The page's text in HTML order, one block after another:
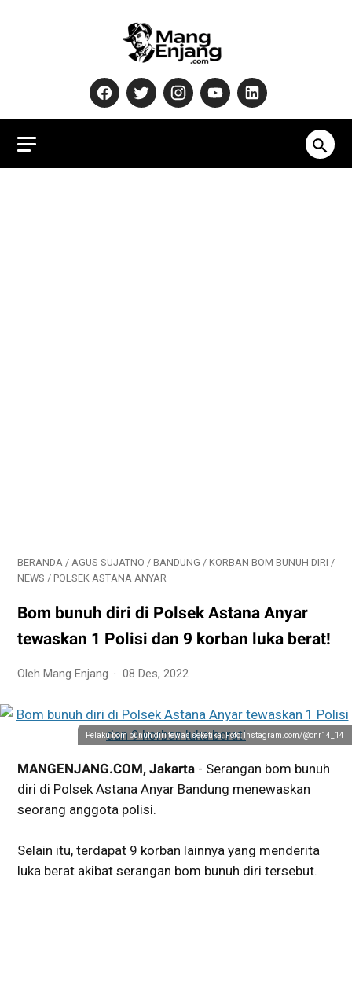
BERANDA / AGUS SUJATNO / BANDUNG / KORBAN BOM BUNUH DIRI /
NEWS / POLSEK ASTANA ANYAR
Bom bunuh diri di Polsek Astana Anyar
tewaskan 1 Polisi dan 9 korban luka berat!
Oleh Mang Enjang 08 Des, 2022
Pelaku bom bunuh diri tewas seketika. Foto: Instagram.com/@cnr14_14
MANGENJANG.COM, Jakarta - Serangan bom bunuh
diri di Polsek Astana Anyar Bandung menewaskan
seorang anggota polisi.
Selain itu, terdapat 9 korban lainnya yang menderita
luka berat akibat serangan bom bunuh diri tersebut.